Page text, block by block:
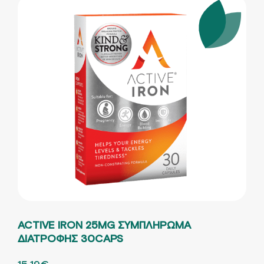
ACTIVE IRON 25MG ΣΥΜΠΛΗΡΩΜΑ
ΔΙΑΤΡΟΦΗΣ 30CAPS